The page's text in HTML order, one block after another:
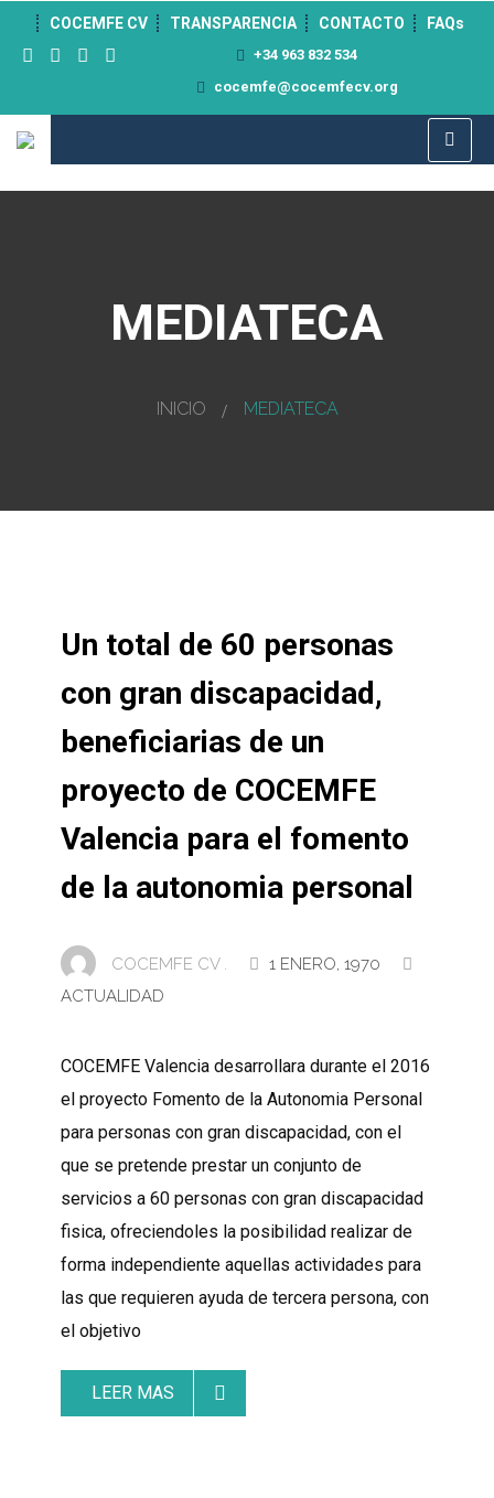
COCEMFE CV TRANSPARENCIA CONTACTO FAQs
+34 963 832 534
cocemfe@cocemfecv.org
MEDIATECA
INICIO MEDIATECA
Un total de 60 personas
con gran discapacidad,
beneficiarias de un
proyecto de COCEMFE
Valencia para el fomento
de la autonomia personal
COCEMFE CV .
1 ENERO, 1970
ACTUALIDAD
COCEMFE Valencia desarrollara durante el 2016
el proyecto Fomento de la Autonomia Personal
para personas con gran discapacidad, con el
que se pretende prestar un conjunto de
servicios a 60 personas con gran discapacidad
fisica, ofreciendoles la posibilidad realizar de
forma independiente aquellas actividades para
las que requieren ayuda de tercera persona, con
el objetivo
LEER MAS